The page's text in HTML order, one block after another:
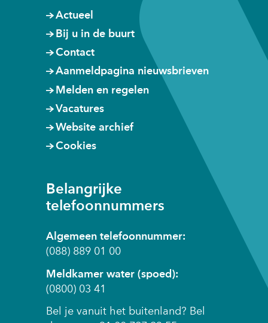
Actueel
Bij u in de buurt
Contact
Aanmeldpagina nieuwsbrieven
Melden en regelen
Vacatures
Website archief
Cookies
Belangrijke
telefoonnummers
Algemeen telefoonnummer:
(088) 889 01 00
Meldkamer water (spoed):
(0800) 03 41
Bel je vanuit het buitenland? Bel